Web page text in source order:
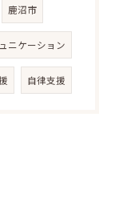
鹿沼市
ニケーション
自律支援